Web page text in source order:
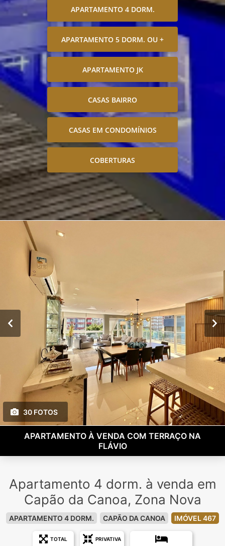
APARTAMENTO 4 DORM.
APARTAMENTO 5 DORM. OU +
APARTAMENTO JK
CASAS BAIRRO
CASAS EM CONDOMÍNIOS
COBERTURAS
30 FOTOS
APARTAMENTO À VENDA COM TERRAÇO NA
FLÁVIO
Apartamento 4 dorm. à venda em
Capão da Canoa, Zona Nova
APARTAMENTO 4 DORM. CAPÃO DA CANOA IMÓVEL 467
TOTAL PRIVATIVA